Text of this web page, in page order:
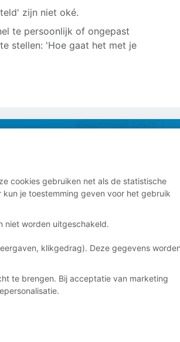
zijn niet oké.
te persoonlijk of ongepast
stellen: 'Hoe gaat het met je
cookies gebruiken net als de statistische
je toestemming geven voor het gebruik
niet worden uitgeschakeld.
klikgedrag). Deze gegevens worden
te brengen. Bij acceptatie van marketing